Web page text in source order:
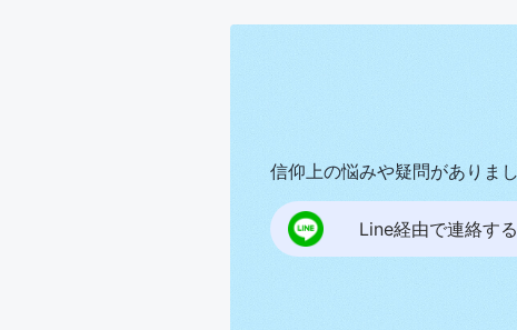
信仰上の悩みや疑問がありま
Line経由で連絡する